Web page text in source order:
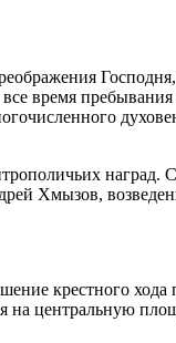
время пребывания
наград.
Хмызов,
крестного
на центральную